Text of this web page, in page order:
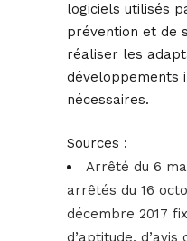
logiciels utilisés
prévention et de
réaliser les
développements
nécessaires.
Sources :
Arrêté du 6
arrêtés du 16
décembre 2017
d’aptitude, d’avis